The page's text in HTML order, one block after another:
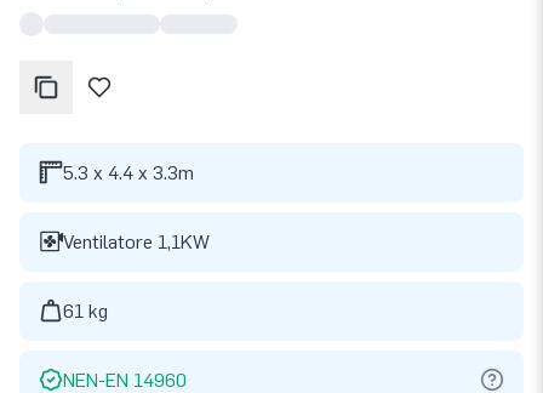
5.3 x 4.4 x 3.3m
Ventilatore 1,1KW
61 kg
NEN-EN 14960